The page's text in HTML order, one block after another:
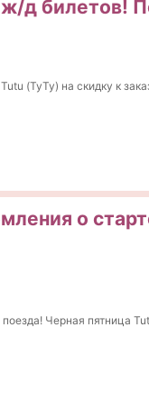
д билетов!
(ТуТу) на скидку к
о
Черная пятница